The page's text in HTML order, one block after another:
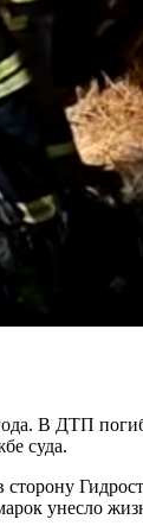
В ДТП
суда.
унесло